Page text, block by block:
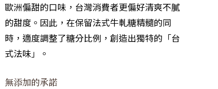
歐洲偏甜的口味，台灣消費者更偏好清爽不膩
的甜度。因此，在保留法式牛軋糖精髓的同
時，適度調整了糖分比例，創造出獨特的「台
式法味」。
無添加的承諾